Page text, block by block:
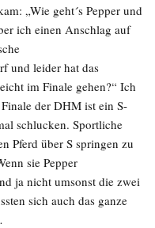
„Wie geht´s Pepper und
ich einen Anschlag auf
und leider hat das
im Finale gehen?“ Ich
der DHM ist ein S-
schlucken. Sportliche
Pferd über S springen zu
sie Pepper
ja nicht umsonst die zwei
sich auch das ganze